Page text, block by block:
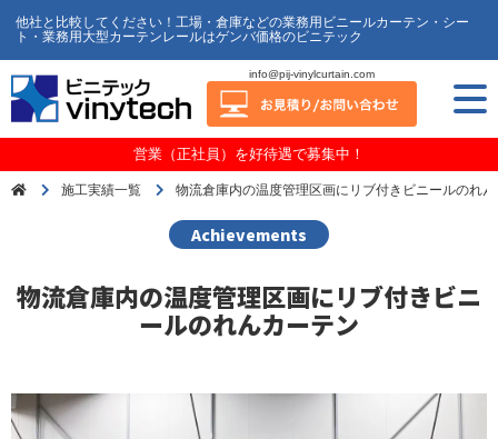
他社と比較してください！工場・倉庫などの業務用ビニールカーテン・シー
ト・業務用大型カーテンレールはゲンバ価格のビニテック
info@pij-vinylcurtain.com
営業（正社員）を好待遇で募集中！
施工実績一覧 物流倉庫内の温度管理区画にリブ付きビニールのれ
Achievements
物流倉庫内の温度管理区画にリブ付きビニ
ールのれんカーテン